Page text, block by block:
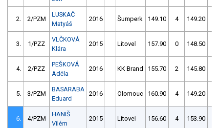
2. 2/PZM
LUSKAČ
Matyáš
2016 Šumperk 149.10 4 149.20
3. 1/PZZ
VLČKOVÁ
Klára
2015 Litovel 157.90 0 148.50
4. 2/PZZ
PEŠKOVÁ
Adéla
2016 KK Brand 155.70 2 145.80
5. 3/PZM
BASARABA
Eduard
2016 Olomouc 160.90 4 149.20
6. 4/PZM
HANIŠ
Vilém
2015 Litovel 156.60 4 153.90